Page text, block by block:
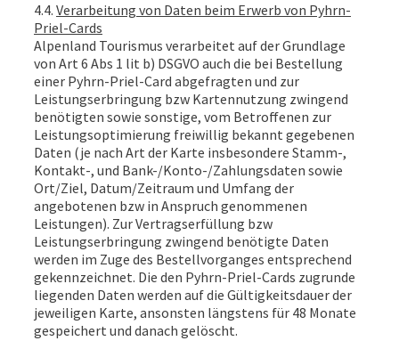
4.4. Verarbeitung von Daten beim Erwerb von Pyhrn-
Priel-Cards
Alpenland Tourismus verarbeitet auf der Grundlage
von Art 6 Abs 1 lit b) DSGVO auch die bei Bestellung
einer Pyhrn-Priel-Card abgefragten und zur
Leistungserbringung bzw Kartennutzung zwingend
benötigten sowie sonstige, vom Betroffenen zur
Leistungsoptimierung freiwillig bekannt gegebenen
Daten (je nach Art der Karte insbesondere Stamm-,
Kontakt-, und Bank-/Konto-/Zahlungsdaten sowie
Ort/Ziel, Datum/Zeitraum und Umfang der
angebotenen bzw in Anspruch genommenen
Leistungen). Zur Vertragserfüllung bzw
Leistungserbringung zwingend benötigte Daten
werden im Zuge des Bestellvorganges entsprechend
gekennzeichnet. Die den Pyhrn-Priel-Cards zugrunde
liegenden Daten werden auf die Gültigkeitsdauer der
jeweiligen Karte, ansonsten längstens für 48 Monate
gespeichert und danach gelöscht.